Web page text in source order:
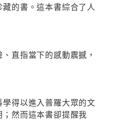
的書。這本書綜合了人
直指當下的感動震撼，
得以進入普羅大眾的文
然而這本書卻提醒我